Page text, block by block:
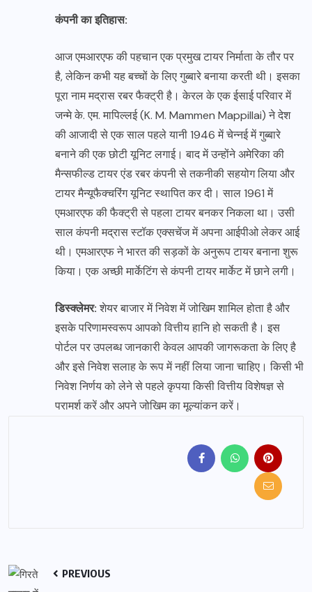
कंपनी का इतिहास:
आज एमआरएफ की पहचान एक प्रमुख टायर निर्माता के तौर पर
है, लेकिन कभी यह बच्चों के लिए गुब्बारे बनाया करती थी। इसका
पूरा नाम मद्रास रबर फैक्ट्री है। केरल के एक ईसाई परिवार में
जन्मे के. एम. मापिल्लई (K. M. Mammen Mappillai) ने देश
की आजादी से एक साल पहले यानी 1946 में चेन्नई में गुब्बारे
बनाने की एक छोटी यूनिट लगाई। बाद में उन्होंने अमेरिका की
मैन्सफील्ड टायर एंड रबर कंपनी से तकनीकी सहयोग लिया और
टायर मैन्यूफैक्चरिंग यूनिट स्थापित कर दी। साल 1961 में
एमआरएफ की फैक्ट्री से पहला टायर बनकर निकला था। उसी
साल कंपनी मद्रास स्टॉक एक्सचेंज में अपना आईपीओ लेकर आई
थी। एमआरएफ ने भारत की सड़कों के अनुरूप टायर बनाना शुरू
किया। एक अच्छी मार्केटिंग से कंपनी टायर मार्केट में छाने लगी।
डिस्क्लेमर:शेयर बाजार में निवेश में जोखिम शामिल होता है और
इसके परिणामस्वरूप आपको वित्तीय हानि हो सकती है। इस
पोर्टल पर उपलब्ध जानकारी केवल आपकी जागरूकता के लिए है
और इसे निवेश सलाह के रूप में नहीं लिया जाना चाहिए। किसी भी
निवेश निर्णय को लेने से पहले कृपया किसी वित्तीय विशेषज्ञ से
परामर्श करें और अपने जोखिम का मूल्यांकन करें।
PREVIOUS